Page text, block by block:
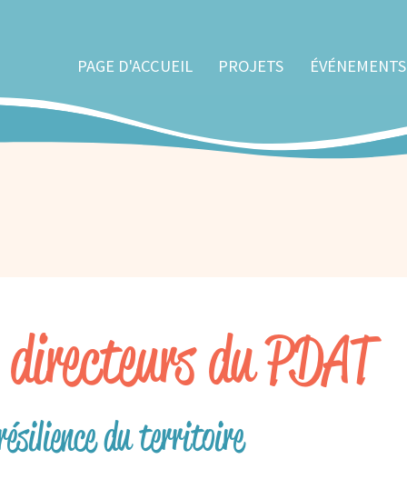
PAGE D'ACCUEIL PROJETS ÉVÉNEMENTS
du PDAT
du territoire